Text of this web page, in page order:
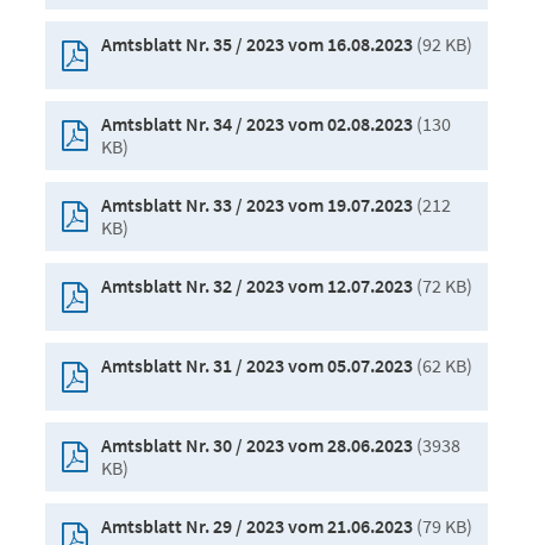
Amtsblatt Nr. 35 / 2023 vom 16.08.2023(92 KB)
Amtsblatt Nr. 34 / 2023 vom 02.08.2023(130
KB)
Amtsblatt Nr. 33 / 2023 vom 19.07.2023(212
KB)
Amtsblatt Nr. 32 / 2023 vom 12.07.2023(72 KB)
Amtsblatt Nr. 31 / 2023 vom 05.07.2023(62 KB)
Amtsblatt Nr. 30 / 2023 vom 28.06.2023(3938
KB)
Amtsblatt Nr. 29 / 2023 vom 21.06.2023(79 KB)